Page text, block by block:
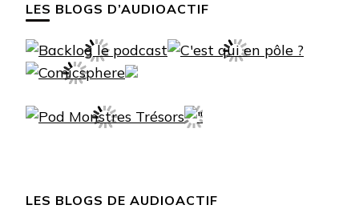
LES BLOGS D’AUDIOACTIF
LES BLOGS DE AUDIOACTIF